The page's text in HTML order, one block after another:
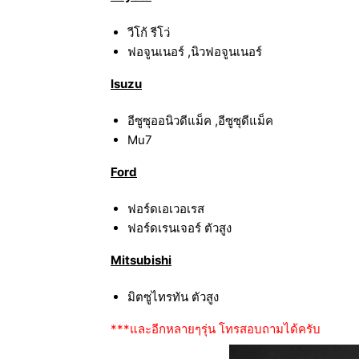
วีโก้ รีโว่
ฟอจูนเนอร์ ,นิวฟอจูนเนอร์
Isuzu
อีซูซุออนิวดีแม็ค ,อีซูซุดีแม็ค
Mu7
Ford
ฟอร์ดเอเวอเรส
ฟอร์ดเรนเจอร์ ตัวสูง
Mitsubishi
มิตซูไทรทัน ตัวสูง
***และอีกหลายๆรุ่น โทรสอบถามได้ครับ